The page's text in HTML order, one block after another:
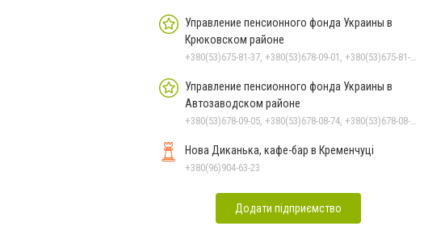
Управление пенсионного фонда Украины в
Крюковском районе
+380(53)675-81-37, +380(53)678-09-01, +380(53)675-81-32, +380(53)675-81-40, +380(53)675-81-33, +380(53)675-81-38, +380(53)675-81-31, +380(53)678-08-87
Управление пенсионного фонда Украины в
Автозаводском районе
+380(53)678-09-05, +380(53)678-08-74, +380(53)678-08-83, +380(53)678-08-41, +380(53)678-08-86
Нова Диканька, кафе-бар в Кременчуці
+380(96)904-63-23
Додати підприємство